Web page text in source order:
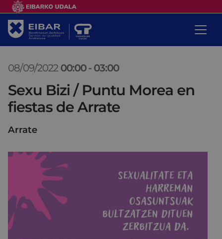
08/09/2022 00:00 - 03:00
Sexu Bizi / Puntu Morea en
fiestas de Arrate
Arrate